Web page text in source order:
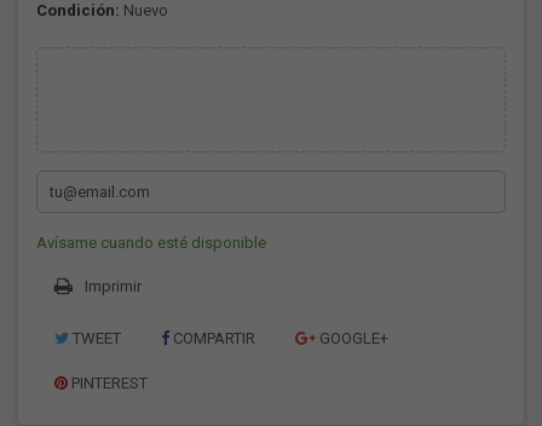
Condición: Nuevo
Avísame cuando esté disponible
Imprimir
TWEET COMPARTIR GOOGLE+
PINTEREST